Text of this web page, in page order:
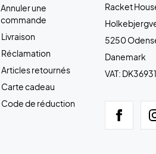
Racket
5250
Danemark
VAT:
Annuler une
commande
Livraison
Réclamation
Articles retournés
Carte cadeau
Code de réduction